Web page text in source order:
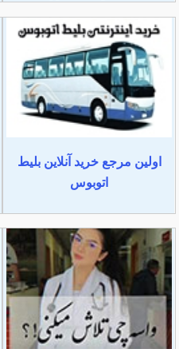
اولین مرجع خرید آنلاین بلیط
اتوبوس